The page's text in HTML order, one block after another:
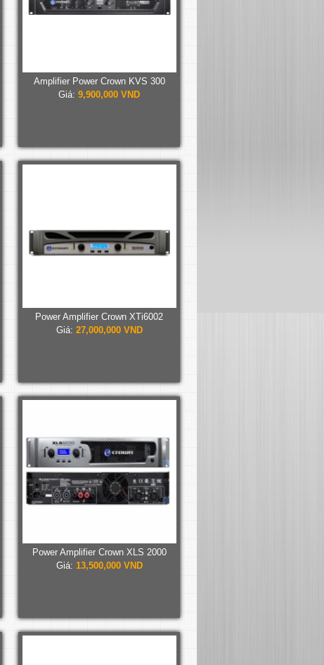
Amplifier Power Crown KVS 300
Giá: 9,900,000 VND
Power Amplifier Crown XTi6002
Giá: 27,000,000 VND
Power Amplifier Crown XLS 2000
Giá: 13,500,000 VND